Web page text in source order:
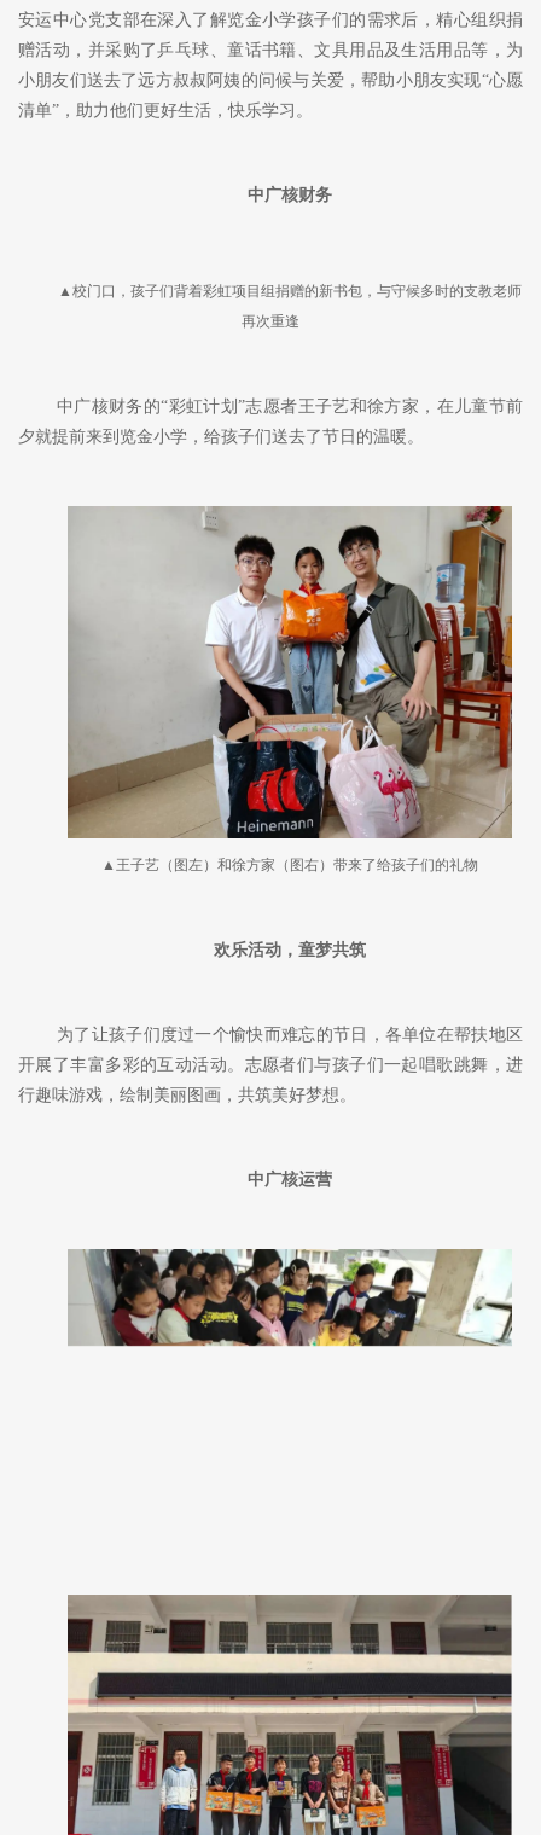
安运中心党支部在深入了解览金小学孩子们的需求后，精心组织捐
赠活动，并采购了乒乓球、童话书籍、文具用品及生活用品等，为
小朋友们送去了远方叔叔阿姨的问候与关爱，帮助小朋友实现“心愿
清单”，助力他们更好生活，快乐学习。
中广核财务
▲校门口，孩子们背着彩虹项目组捐赠的新书包，与守候多时的支教老师
再次重逢
“彩虹计划”志愿者王子艺和徐方家，在儿童节前
夕就提前来到览金小学，给孩子们送去了节日的温暖。
欢乐活动，童梦共筑
为了让孩子们度过一个愉快而难忘的节日，各单位在帮扶地区